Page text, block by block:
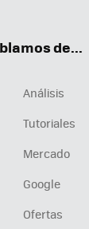
de...
Análisis
Tutoriales
Mercado
Google
Ofertas